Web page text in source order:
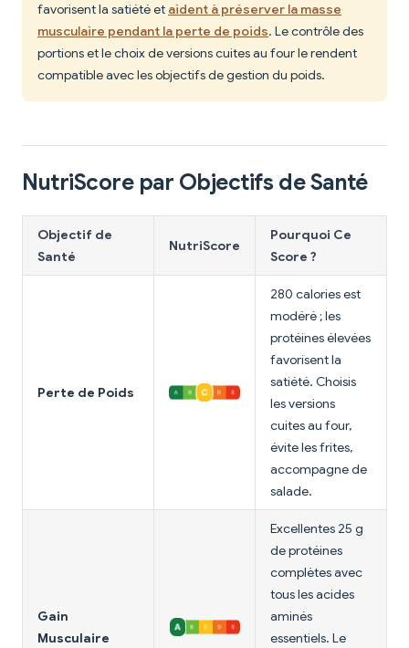
favorisent la satiété et aident à préserver la masse
musculaire pendant la perte de poids. Le contrôle des
portions et le choix de versions cuites au four le rendent
compatible avec les objectifs de gestion du poids.
NutriScore par Objectifs de Santé
Objectif de
Santé
NutriScore
Pourquoi Ce
Score ?
Perte de Poids
280 calories est
modéré ; les
protéines élevées
favorisent la
satiété. Choisis
les versions
cuites au four,
évite les frites,
accompagne de
salade.
Gain
Musculaire
Excellentes 25 g
de protéines
complètes avec
tous les acides
aminés
essentiels. Le